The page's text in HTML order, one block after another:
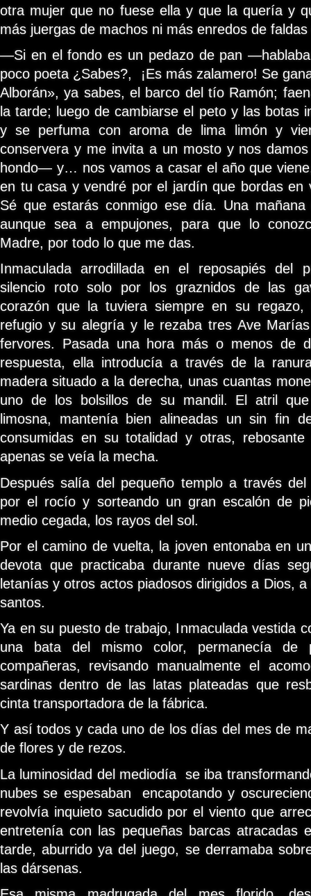
otra mujer que no fuese ella y que la quería y
más juergas de machos ni más enredos de
—Si en el fondo es un pedazo de pan
poco poeta ¿Sabes?, ¡Es más zalamero! Se
Alborán», ya sabes, el barco del tío Ramón;
la tarde; luego de cambiarse el peto y las botas
y se perfuma con aroma de lima limón y
conservera y me invita a un mosto y nos
hondo— y… nos vamos a casar el año que
en tu casa y vendré por el jardín que bordas en
Sé que estarás conmigo ese día. Una
aunque sea a empujones, para que lo
Madre, por todo lo que me das.
Inmaculada arrodillada en el reposapiés del
silencio roto solo por los graznidos de las
corazón que la tuviera siempre en su
refugio y su alegría y le rezaba tres Ave
fervores. Pasada una hora más o menos de
respuesta, ella introducía a través de la
madera situado a la derecha, unas cuantas
uno de los bolsillos de su mandil. El atril
limosna, mantenía bien alineadas un sin fin
consumidas en su totalidad y otras,
apenas se veía la mecha.
Después salía del pequeño templo a través del
por el rocío y sorteando un gran escalón de
medio cegada, los rayos del sol.
Por el camino de vuelta, la joven entonaba en
devota que practicaba durante nueve días
letanías y otros actos piadosos dirigidos a Dios,
santos.
Ya en su puesto de trabajo, Inmaculada vestida
una bata del mismo color, permanecía
compañeras, revisando manualmente el
sardinas dentro de las latas plateadas que
cinta transportadora de la fábrica.
Y así todos y cada uno de los días del mes de
de flores y de rezos.
La luminosidad del mediodía se iba
nubes se espesaban encapotando y
revolvía inquieto sacudido por el viento que
entretenía con las pequeñas barcas atracadas
tarde, aburrido ya del juego, se derramaba
las dársenas.